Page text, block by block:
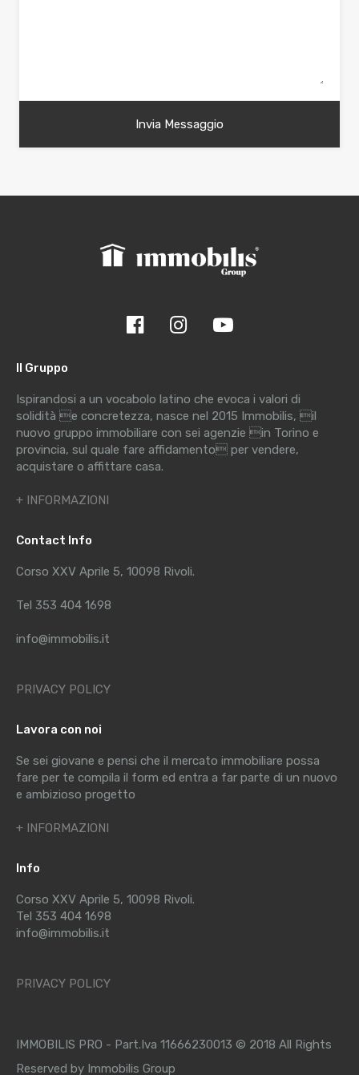
Il Gruppo
Ispirandosi a un vocabolo latino che evoca i valori di
solidità e concretezza, nasce nel 2015 Immobilis, il
nuovo gruppo immobiliare con sei agenzie in Torino e
provincia, sul quale fare affidamento per vendere,
acquistare o affittare casa.
+ INFORMAZIONI
Contact Info
Corso XXV Aprile 5, 10098 Rivoli.
Tel 353 404 1698
info@immobilis.it
PRIVACY POLICY
Lavora con noi
Se sei giovane e pensi che il mercato immobiliare possa
fare per te compila il form ed entra a far parte di un nuovo
e ambizioso progetto
+ INFORMAZIONI
Info
Corso XXV Aprile 5, 10098 Rivoli.
Tel 353 404 1698
info@immobilis.it
PRIVACY POLICY
IMMOBILIS PRO - Part.Iva 11666230013 © 2018 All Rights
Reserved by Immobilis Group